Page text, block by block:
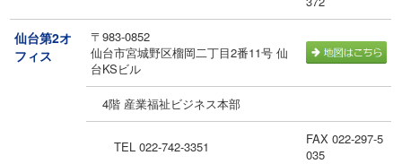
仙台第2オ
フィス
〒983-0852
仙台市宮城野区榴岡二丁目2番11号 仙
台KSビル
4階 産業福祉ビジネス本部
TEL 022-742-3351
FAX 022-297-5
035